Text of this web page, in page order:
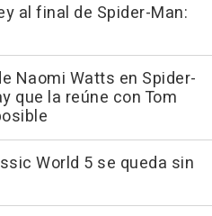
al final de Spider-Man:
Naomi Watts en Spider-
que la reúne con Tom
World 5 se queda sin